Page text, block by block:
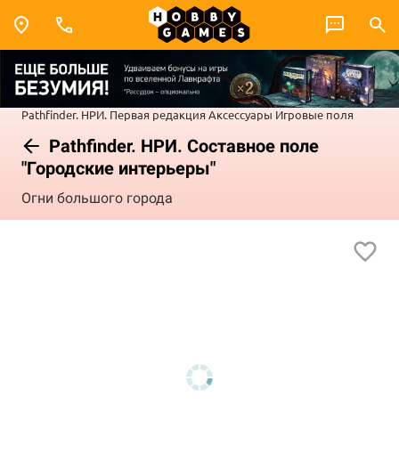
Pathfinder. НРИ. Первая редакция Аксессуары Игровые поля
Pathfinder. НРИ. Составное поле
"Городские интерьеры"
Огни большого города